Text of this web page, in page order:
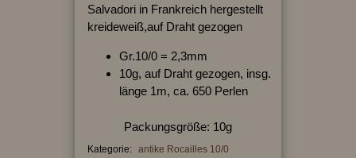
Salvadori in Frankreich hergestellt
kreideweiß,auf Draht gezogen
Gr.10/0 = 2,3mm
10g, auf Draht gezogen, insg.
länge 1m, ca. 650 Perlen
Packungsgröße: 10g
Kategorie: antike Rocailles 10/0